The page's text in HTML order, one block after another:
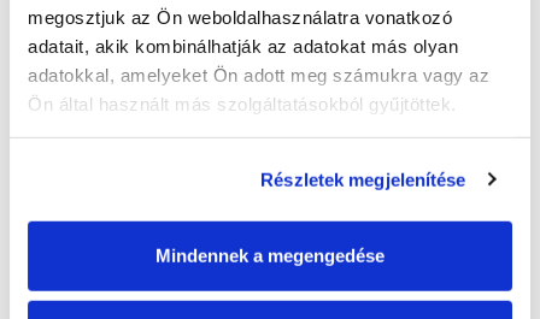
megosztjuk az Ön weboldalhasználatra vonatkozó
adatait, akik kombinálhatják az adatokat más olyan
adatokkal, amelyeket Ön adott meg számukra vagy az
Ön által használt más szolgáltatásokból gyűjtöttek.
Részletek megjelenítése
Mindennek a megengedése
CSR